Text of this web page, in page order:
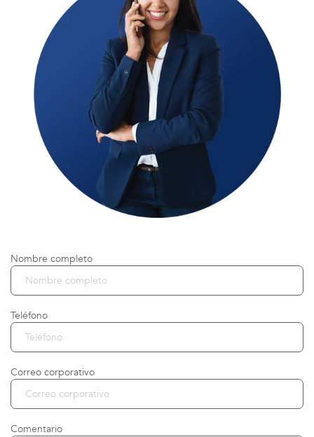
Nombre completo
Teléfono
Correo corporativo
Comentario